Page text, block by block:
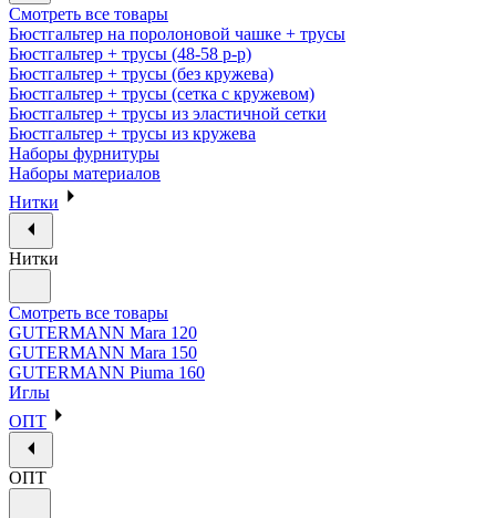
Смотреть все товары
Бюстгальтер на поролоновой чашке + трусы
Бюстгальтер + трусы (48-58 р-р)
Бюстгальтер + трусы (без кружева)
Бюстгальтер + трусы (сетка с кружевом)
Бюстгальтер + трусы из эластичной сетки
Бюстгальтер + трусы из кружева
Наборы фурнитуры
Наборы материалов
Нитки
Нитки
Смотреть все товары
GUTERMANN Mara 120
GUTERMANN Mara 150
GUTERMANN Piuma 160
Иглы
ОПТ
ОПТ